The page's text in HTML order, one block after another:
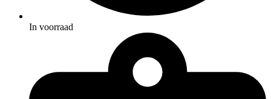
In voorraad